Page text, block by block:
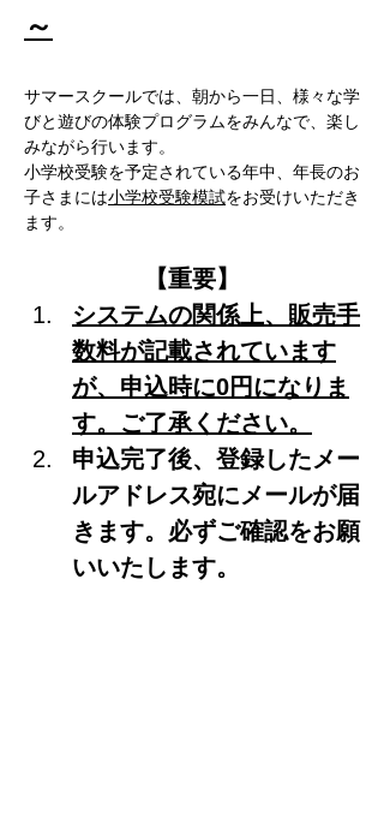
～
サマースクールでは、朝から一日、様々な学
びと遊びの体験プログラムをみんなで、楽し
みながら行います。
小学校受験を予定されている年中、年長のお
子さまには小学校受験模試をお受けいただき
ます。
【重要】
システムの関係上、販売手
数料が記載されています
が、申込時に0円になりま
す。ご了承ください。
申込完了後、登録したメー
ルアドレス宛にメールが届
きます。必ずご確認をお願
いいたします。